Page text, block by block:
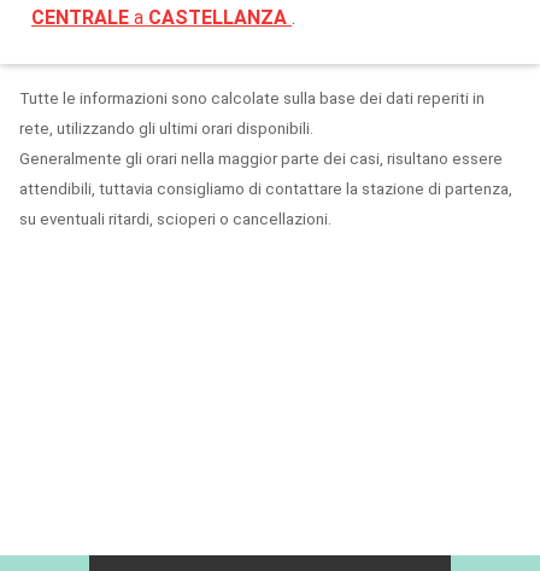
CENTRALE a CASTELLANZA .
Tutte le informazioni sono calcolate sulla base dei dati reperiti in
rete, utilizzando gli ultimi orari disponibili.
Generalmente gli orari nella maggior parte dei casi, risultano essere
attendibili, tuttavia consigliamo di contattare la stazione di partenza,
su eventuali ritardi, scioperi o cancellazioni.